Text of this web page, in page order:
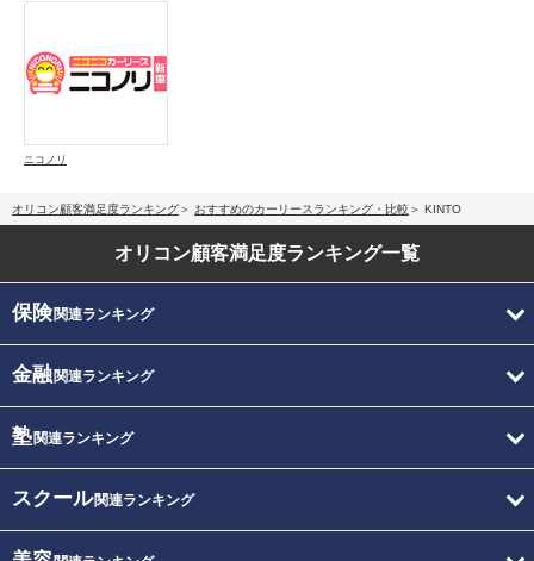
ニコノリ
オリコン顧客満足度ランキング おすすめのカーリースランキング・比較 KINTO
オリコン顧客満足度ランキング一覧
保険関連ランキング
金融関連ランキング
塾関連ランキング
スクール関連ランキング